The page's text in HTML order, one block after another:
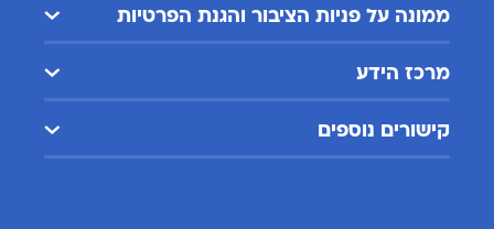
ממונה על פניות הציבור והגנת הפרטיות
מרכז הידע
קישורים נוספים